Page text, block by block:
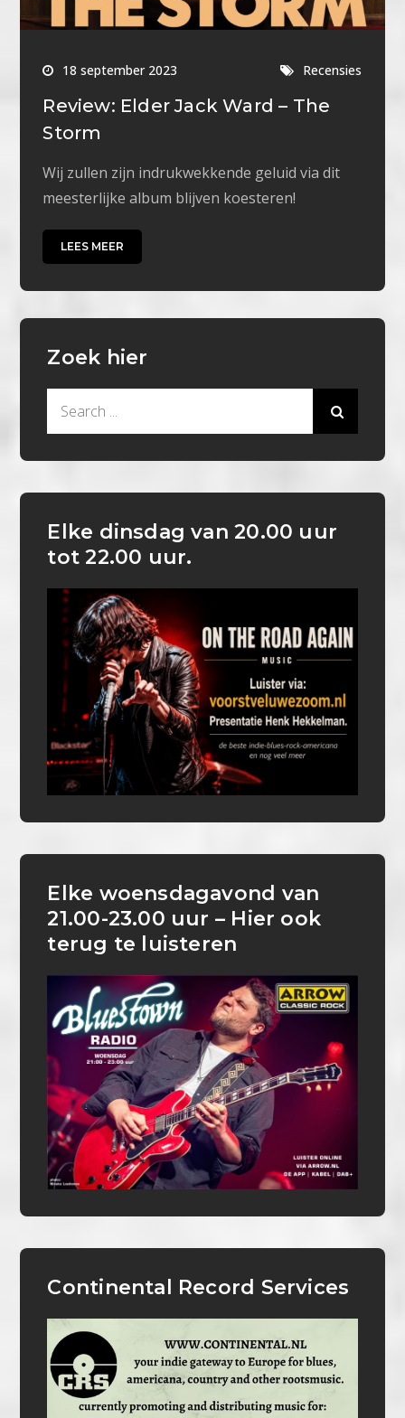
18 september 2023 Recensies
Review: Elder Jack Ward – The
Storm
Wij zullen zijn indrukwekkende geluid via dit
meesterlijke album blijven koesteren!
LEES MEER
Zoek hier
Elke dinsdag van 20.00 uur
tot 22.00 uur.
Elke woensdagavond van
21.00-23.00 uur – Hier ook
terug te luisteren
Continental Record Services